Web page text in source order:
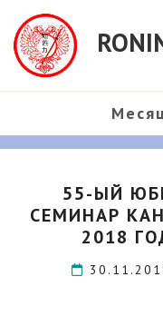
55-ЫЙ
СЕМИНАР
2018